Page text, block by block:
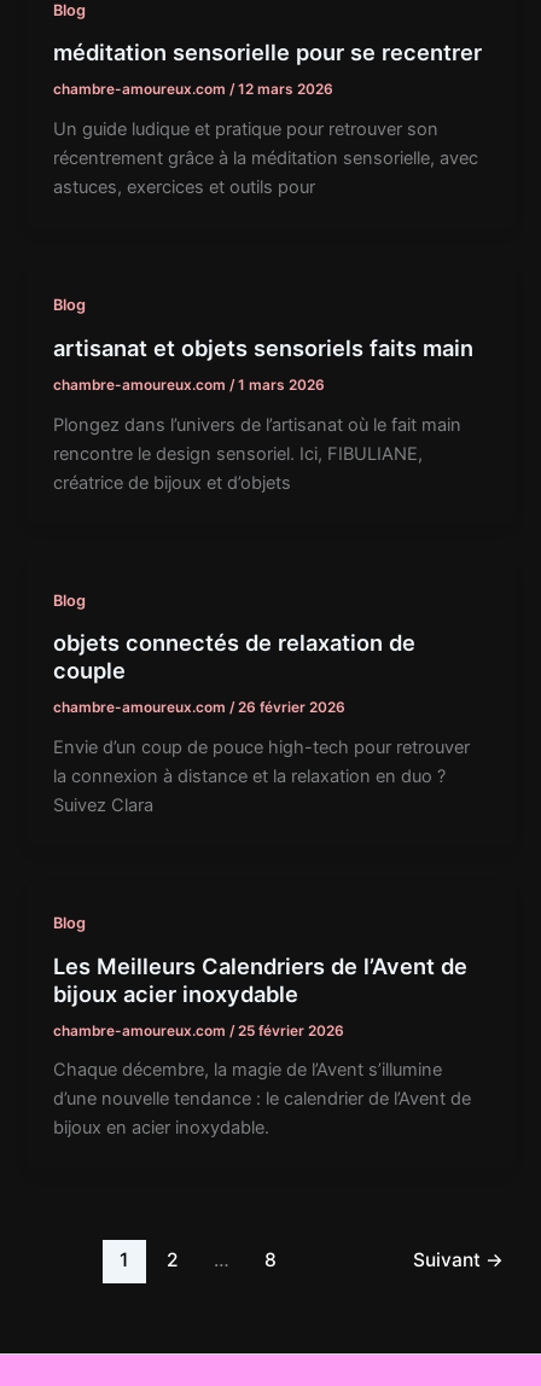
Blog
méditation sensorielle pour se recentrer
chambre-amoureux.com/12 mars 2026
Un guide ludique et pratique pour retrouver son
récentrement grâce à la méditation sensorielle, avec
astuces, exercices et outils pour
Blog
artisanat et objets sensoriels faits main
chambre-amoureux.com /1 mars 2026
Plongez dans l’univers de l’artisanat où le fait main
rencontre le design sensoriel. Ici, FIBULIANE,
créatrice de bijoux et d’objets
Blog
objets connectés de relaxation de
couple
chambre-amoureux.com/26 février 2026
Envie d’un coup de pouce high-tech pour retrouver
la connexion à distance et la relaxation en duo ?
Suivez Clara
Blog
Les Meilleurs Calendriers de l’Avent de
bijoux acier inoxydable
chambre-amoureux.com /25 février 2026
Chaque décembre, la magie de l’Avent s’illumine
d’une nouvelle tendance : le calendrier de l’Avent de
bijoux en acier inoxydable.
1 2 … 8 Suivant →